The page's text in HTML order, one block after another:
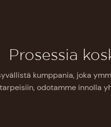
Prosessia
kumppania, joka
tarpeisiin, odotamme innolla